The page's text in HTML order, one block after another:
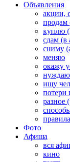
Объявления
акции,
продам
куплю
сдам (в
сниму
меняю
окажу
ищу
потери
разное
Фото
Афиша
вся
кино